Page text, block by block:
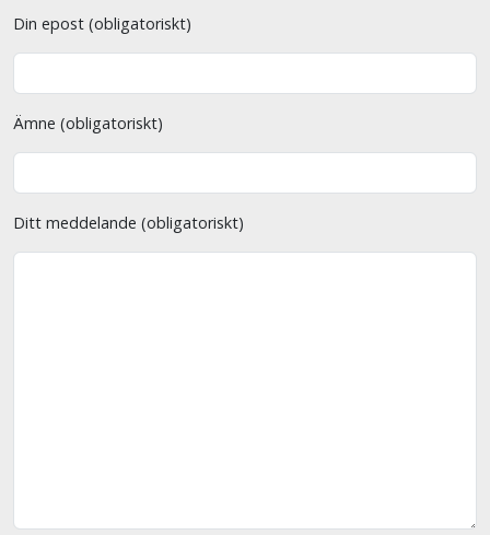
Din epost (obligatoriskt)
Ämne (obligatoriskt)
Ditt meddelande (obligatoriskt)